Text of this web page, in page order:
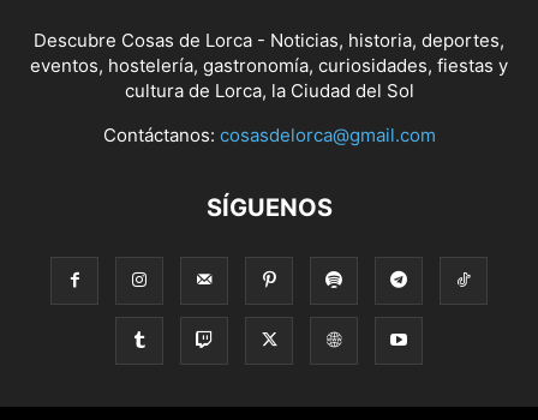
Descubre Cosas de Lorca - Noticias, historia, deportes,
eventos, hostelería, gastronomía, curiosidades, fiestas y
cultura de Lorca, la Ciudad del Sol
Contáctanos: cosasdelorca@gmail.com
SÍGUENOS